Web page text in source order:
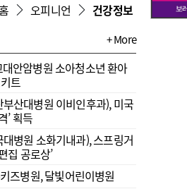
약제급여 심사 결과
오피니언 건강정보
+ More
안암병원 소아청소년 환아
트
부산대병원 이비인후과), 미국
’ 획득
병원 소화기내과), 스프링거
집 공로상’
즈병원, 달빛어린이병원